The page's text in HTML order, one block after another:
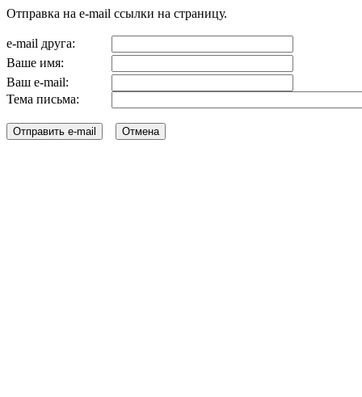
Отправка на e-mail ссылки на страницу.
e-mail друга:
Ваше имя:
Ваш e-mail:
Тема письма: